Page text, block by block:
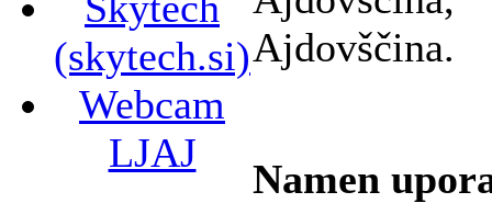
(skytech.si)
Webcam
LJAJ
Ajdovščina.
Namen